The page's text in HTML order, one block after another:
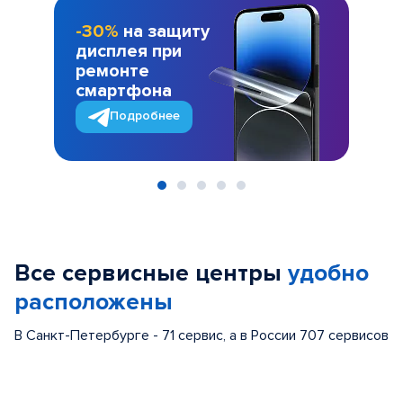
-30% на защиту
дисплея при
ремонте
смартфона
Подробнее
Все сервисные центры удобно
расположены
В Санкт-Петербурге - 71 сервис, а в России 707 сервисов